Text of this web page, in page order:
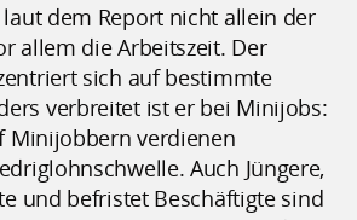
dem Report nicht allein der
allem die Arbeitszeit. Der
sich auf bestimmte
verbreitet ist er bei Minijobs:
Minijobbern verdienen
Auch Jüngere,
und befristet Beschäftigte sind